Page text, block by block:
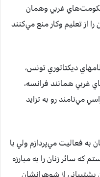
غربي وهمان
از تعليم وکار منع مي‌کنند
ديکتاتوري تونس،
غربي همانند فرانسه،
مي‌نامند رو به تزايد
فعاليت مي‌پردازم ولي با
سائر زنان را به مبارزه